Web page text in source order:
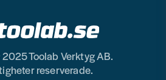
Toolab Verktyg AB.
reserverade.